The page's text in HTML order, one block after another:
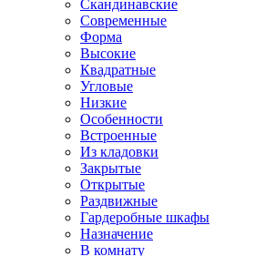
Скандинавские
Современные
Форма
Высокие
Квадратные
Угловые
Низкие
Особенности
Встроенные
Из кладовки
Закрытые
Открытые
Раздвижные
Гардеробные шкафы
Назначение
В комнату